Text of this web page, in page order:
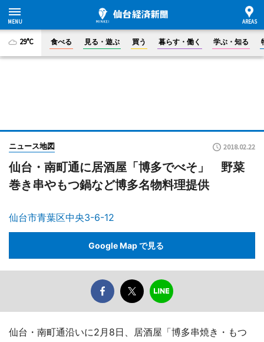
29°C 食べる 見る・遊ぶ 買う 暮らす・働く 学ぶ・知る
ニュース地図 2018.02.22
仙台・南町通に居酒屋「博多でべそ」 野菜
巻き串やもつ鍋など博多名物料理提供
仙台市青葉区中央3-6-12
Google Map で見る
仙台・南町通沿いに2月8日、居酒屋「博多串焼き・もつ